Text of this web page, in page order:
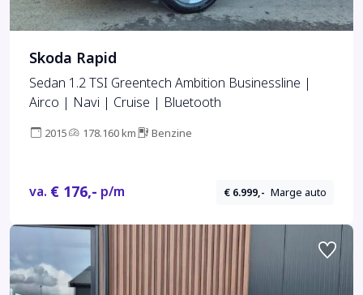
Skoda Rapid
Sedan 1.2 TSI Greentech Ambition Businessline |
Airco | Navi | Cruise | Bluetooth
2015 178.160 km Benzine
va. € 176,- p/m € 6.999,- Marge auto